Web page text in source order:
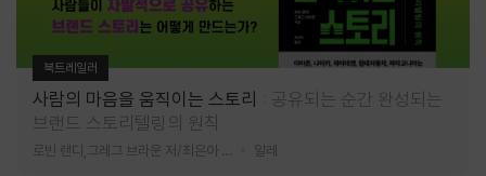
북트레일러
사람의 마음을 움직이는 스토리
공유되는 순간 완성되는
브랜드 스토리텔링의 원칙
알레